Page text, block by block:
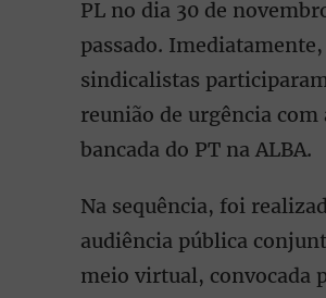
PL no dia 30 de
passado. Imediatamente,
sindicalistas
reunião de urgência com
bancada do PT na ALBA.
Na sequência, foi
audiência pública
meio virtual, convocada